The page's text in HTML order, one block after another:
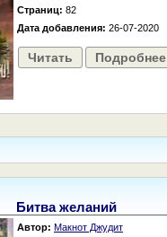
Страниц: 82
Дата добавления: 26-07-2020
Читать Подробнее
Битва желаний
Автор: Макнот Джудит